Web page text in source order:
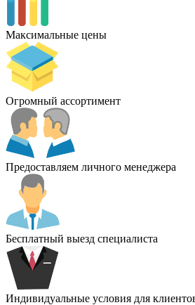
Максимальные цены
Огромный ассортимент
Предоставляем личного менеджера
Бесплатный выезд специалиста
Индивидуальные условия для